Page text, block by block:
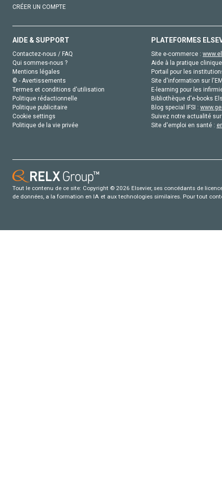
CRÉER UN COMPTE
AIDE & SUPPORT
Contactez-nous / FAQ
Qui sommes-nous ?
Mentions légales
© - Avertissements
Termes et conditions d'utilisation
Politique rédactionnelle
Politique publicitaire
Cookie settings
Politique de la vie privée
PLATEFORMES
Site e-commerce :
Aide à la pratique
Portail pour les
Site d'information sur
E-learning pour les
Bibliothèque d'e-books
Blog special IFSI :
Suivez notre actualité
Site d'emploi en santé :
Tout le contenu de ce site: Copyright © 2026 Elsevier, ses concédants de
de données, a la formation en IA et aux technologies similaires. Pour tout